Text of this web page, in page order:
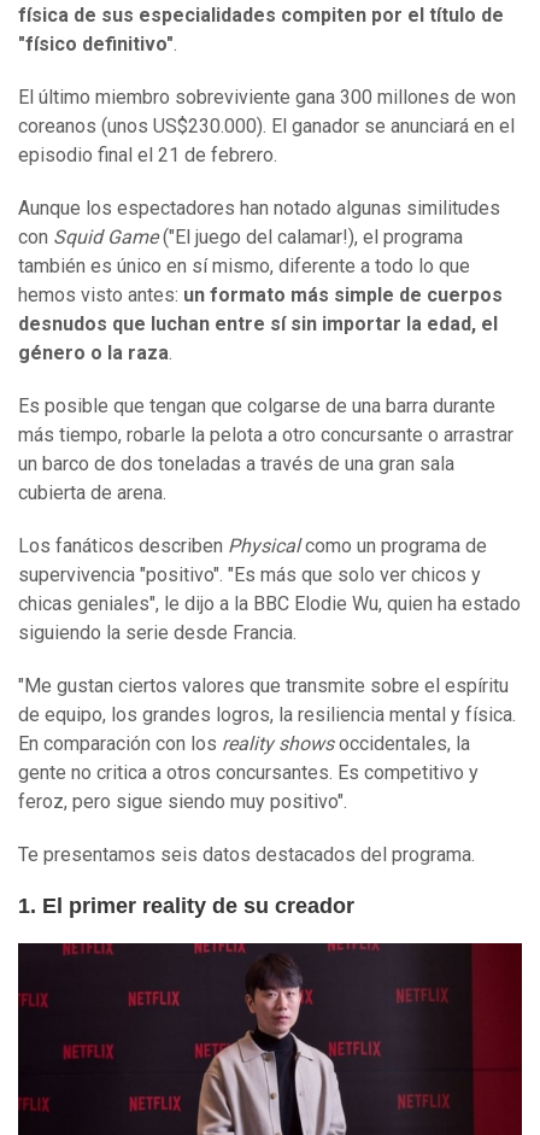
física de sus especialidades compiten por el título de
"físico definitivo".
El último miembro sobreviviente gana 300 millones de won
coreanos (unos US$230.000). El ganador se anunciará en el
episodio final el 21 de febrero.
Aunque los espectadores han notado algunas similitudes
con Squid Game("El juego del calamar!), el programa
también es único en sí mismo, diferente a todo lo que
hemos visto antes: un formato más simple de cuerpos
desnudos que luchan entre sí sin importar la edad, el
género o la raza.
Es posible que tengan que colgarse de una barra durante
más tiempo, robarle la pelota a otro concursante o arrastrar
un barco de dos toneladas a través de una gran sala
cubierta de arena.
Los fanáticos describen Physicalcomo un programa de
supervivencia "positivo". "Es más que solo ver chicos y
chicas geniales", le dijo a la BBC Elodie Wu, quien ha estado
siguiendo la serie desde Francia.
"Me gustan ciertos valores que transmite sobre el espíritu
de equipo, los grandes logros, la resiliencia mental y física.
En comparación con los reality showsoccidentales, la
gente no critica a otros concursantes. Es competitivo y
feroz, pero sigue siendo muy positivo".
Te presentamos seis datos destacados del programa.
1. El primer reality de su creador